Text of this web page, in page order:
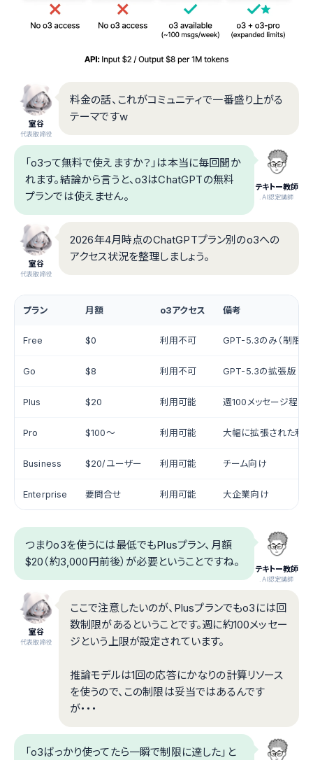
室谷
代表取締役
料金の話、これがコミュニティで一番盛り上がる
テーマですw
テキトー教師
.AI認定講師
「o3って無料で使えますか？」は本当に毎回聞か
れます。結論から言うと、o3はChatGPTの無料
プランでは使えません。
室谷
代表取締役
2026年4月時点のChatGPTプラン別のo3への
アクセス状況を整理しましょう。
プラン 月額 o3アクセス 備考
Free $0 利用不可 GPT-5.3のみ（制限あ
Go $8 利用不可 GPT-5.3の拡張版
Plus $20 利用可能 週100メッセージ程度
Pro $100〜 利用可能 大幅に拡張された利
Business $20/ユーザー 利用可能 チーム向け
Enterprise 要問合せ 利用可能 大企業向け
テキトー教師
.AI認定講師
つまりo3を使うには最低でもPlusプラン、月額
$20（約3,000円前後）が必要ということですね。
室谷
代表取締役
ここで注意したいのが、Plusプランでもo3には回
数制限があるということです。週に約100メッセー
ジという上限が設定されています。
推論モデルは1回の応答にかなりの計算リソース
を使うので、この制限は妥当ではあるんです
が・・・
「o3ばっかり使ってたら一瞬で制限に達した」と